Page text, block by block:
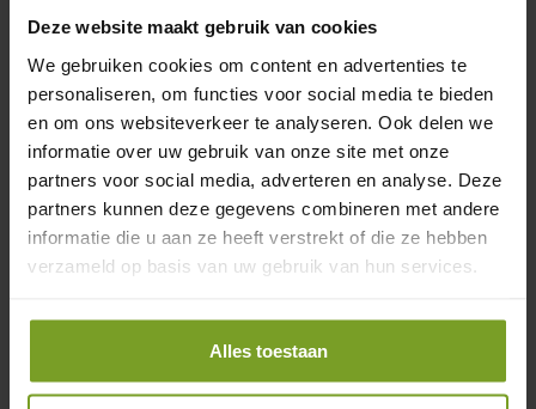
Deze website maakt gebruik van cookies
We gebruiken cookies om content en advertenties te
personaliseren, om functies voor social media te bieden
en om ons websiteverkeer te analyseren. Ook delen we
informatie over uw gebruik van onze site met onze
partners voor social media, adverteren en analyse. Deze
partners kunnen deze gegevens combineren met andere
informatie die u aan ze heeft verstrekt of die ze hebben
verzameld op basis van uw gebruik van hun services.
Alles toestaan
onderhoud nodig. Heeft u geen groene vingers of wilt
u er niet naar omkijken? Damink tuin & landschap kan
het onderhoud voor u uit handen nemen. Wij zorgen
ervoor dat uw tuin er altijd verzorgd bij ligt.
Damink tuin en landschap uit
Twente
Wilt u een nieuwe tuin laten aanleggen of het